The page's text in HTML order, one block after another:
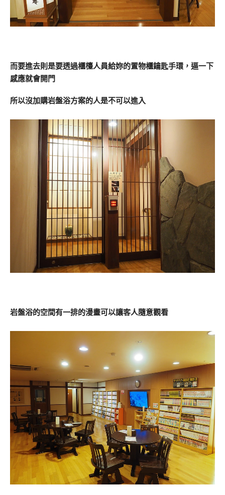
而要進去則是要透過櫃檯人員給妳的置物櫃鑰匙手環，逼一下
感應就會開門
所以沒加購岩盤浴方案的人是不可以進入
岩盤浴的空間有一排的漫畫可以讓客人隨意觀看